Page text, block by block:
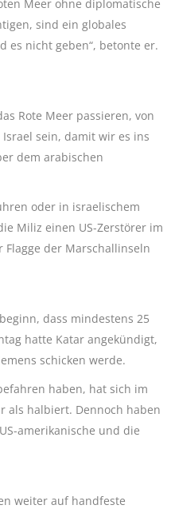
Meer ohne diplomatische
sind ein globales
es nicht geben“, betonte er.
Rote Meer passieren, von
sein, damit wir es ins
dem arabischen
oder in israelischem
Miliz einen US-Zerstörer im
der Marschallinseln
dass mindestens 25
hatte Katar angekündigt,
schicken werde.
haben, hat sich im
als halbiert. Dennoch haben
amerikanische und die
weiter auf handfeste